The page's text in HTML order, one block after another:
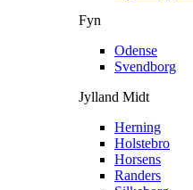
Fyn
Odense
Svendborg
Jylland Midt
Herning
Holstebro
Horsens
Randers